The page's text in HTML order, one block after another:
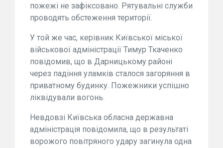
пожежі не зафіксовано. Рятувальні служби
проводять обстеження території.
У той же час, керівник Київської міської
військової адміністрації Тимур Ткаченко
повідомив, що в Дарницькому районі
через падіння уламків сталося загоряння в
приватному будинку. Пожежники успішно
ліквідували вогонь.
Невдовзі Київська обласна державна
адміністрація повідомила, що в результаті
ворожого повітряного удару загинула одна